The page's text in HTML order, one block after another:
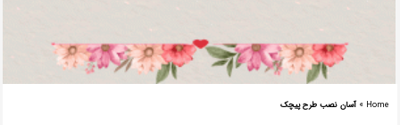
Home
» آسان نصب طرح پیچک